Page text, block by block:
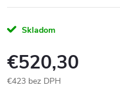
Skladom
€520,30
€423 bez DPH